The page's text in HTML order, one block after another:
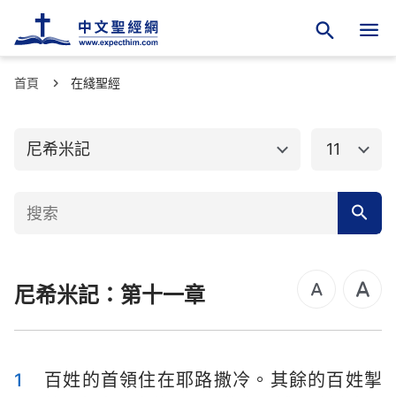
首頁 在綫聖經
尼希米記
舊約聖經
創世記
申命記
撒母耳記上
歷代志上 歷代志下
11
尼希米記：第十一章
1
百姓的首領住在耶路撒冷。其餘的百姓掣